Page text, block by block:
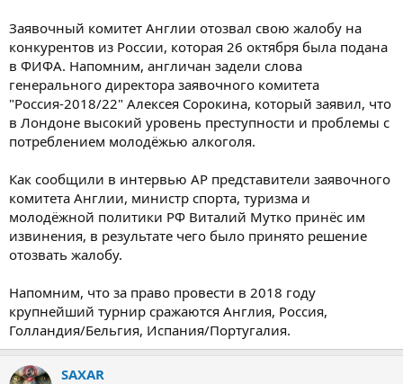
Заявочный комитет Англии отозвал свою жалобу на
конкурентов из России, которая 26 октября была подана
в ФИФА. Напомним, англичан задели слова
генерального директора заявочного комитета
"Россия-2018/22" Алексея Сорокина, который заявил, что
в Лондоне высокий уровень преступности и проблемы с
потреблением молодёжью алкоголя.
Как сообщили в интервью AP представители заявочного
комитета Англии, министр спорта, туризма и
молодёжной политики РФ Виталий Мутко принёс им
извинения, в результате чего было принято решение
отозвать жалобу.
Напомним, что за право провести в 2018 году
крупнейший турнир сражаются Англия, Россия,
Голландия/Бельгия, Испания/Португалия.
SAXAR